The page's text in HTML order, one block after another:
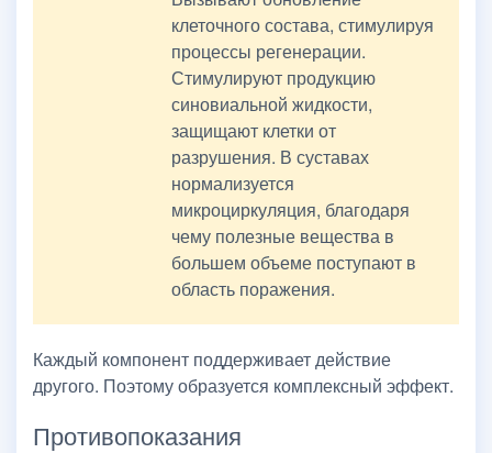
клеточного состава, стимулируя
процессы регенерации.
Стимулируют продукцию
синовиальной жидкости,
защищают клетки от
разрушения. В суставах
нормализуется
микроциркуляция, благодаря
чему полезные вещества в
большем объеме поступают в
область поражения.
Каждый компонент поддерживает действие
другого. Поэтому образуется комплексный эффект.
Противопоказания